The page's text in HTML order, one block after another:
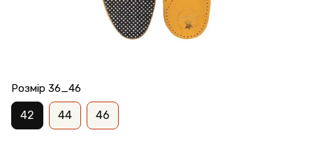
Розмір 36_46
42 44 46